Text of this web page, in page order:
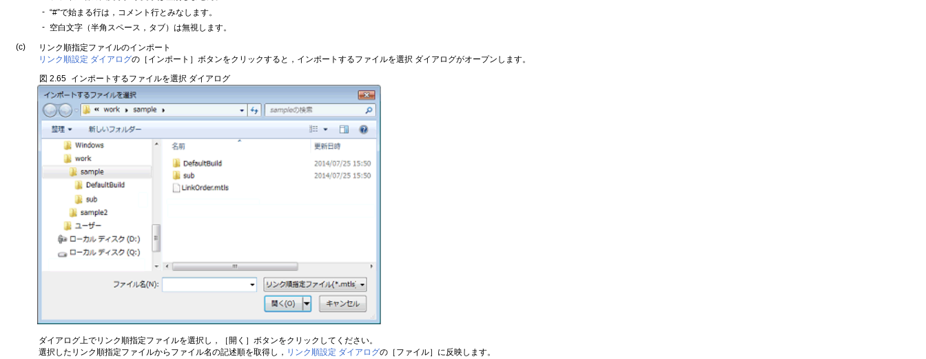
- “#”で始まる行は，コメント行とみなします。
- 空白文字（半角スペース，タブ）は無視します。
(c)
リンク順指定ファイルのインポート
リンク順設定 ダイアログの［インポート］ボタンをクリックすると，インポートするファイルを選択 ダイアログがオープンします。
図 2.65 インポートするファイルを選択 ダイアログ
ダイアログ上でリンク順指定ファイルを選択し，［開く］ボタンをクリックしてください。
選択したリンク順指定ファイルからファイル名の記述順を取得し， リンク順設定 ダイアログの［ファイル］に反映します。